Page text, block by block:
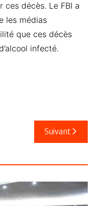
décès. Le FBI a
les médias
que ces décès
infecté.
Suivant